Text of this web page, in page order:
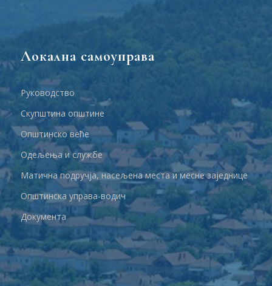
Локална самоуправа
Руководство
Скупштина општине
Општинско веће
Одељења и службе
Матична подручја, насељена места и месне заједнице
Општинска управа-водич
Документа